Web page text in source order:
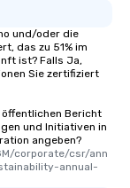
und/oder die
das zu 51% im
ist? Falls Ja,
Sie zertifiziert
öffentlichen Bericht
und Initiativen in
angeben?
corporate/csr/ann
annual-